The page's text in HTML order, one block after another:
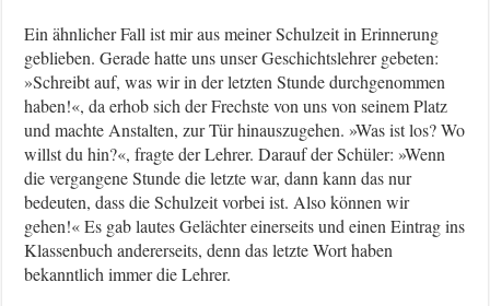
Ein ähnlicher Fall ist mir aus meiner Schulzeit in Erinnerung
geblieben. Gerade hatte uns unser Geschichtslehrer gebeten:
»Schreibt auf, was wir in der letzten Stunde durchgenommen
haben!«, da erhob sich der Frechste von uns von seinem Platz
und machte Anstalten, zur Tür hinauszugehen. »Was ist los? Wo
willst du hin?«, fragte der Lehrer. Darauf der Schüler: »Wenn
die vergangene Stunde die letzte war, dann kann das nur
bedeuten, dass die Schulzeit vorbei ist. Also können wir
gehen!« Es gab lautes Gelächter einerseits und einen Eintrag ins
Klassenbuch andererseits, denn das letzte Wort haben
bekanntlich immer die Lehrer.